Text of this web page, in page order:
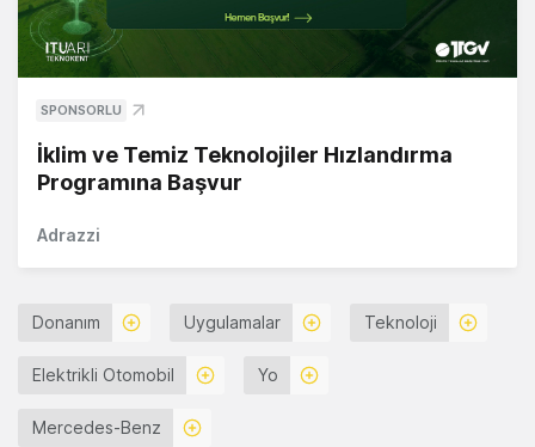
SPONSORLU
İklim ve Temiz Teknolojiler Hızlandırma
Programına Başvur
Adrazzi
Donanım Uygulamalar Teknoloji
Elektrikli Otomobil Yo
Mercedes-Benz